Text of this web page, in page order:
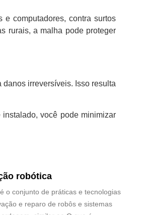
computadores, contra surtos
rurais, a malha pode proteger
irreversíveis. Isso resulta
você pode minimizar
robótica
o conjunto de práticas e tecnologias
e reparo de robôs e sistemas